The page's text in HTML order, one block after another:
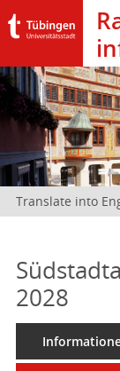
Translate into
2028